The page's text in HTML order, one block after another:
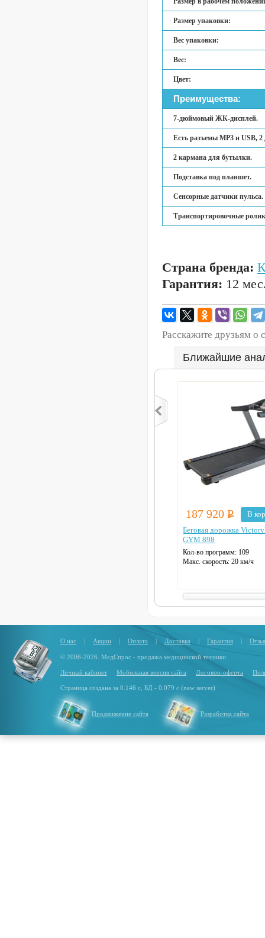
Размер упаковки:
Вес упаковки:
Вес:
Цвет:
Преимущества:
7-дюймовый ЖК-дисплей.
Есть разъемы MP3 и USB,
2 кармана для бутылки.
Подставка под планшет.
Сенсорные датчики пульса.
Транспортировочные
Страна бренда:
Гарантия: 12
Расскажите друзьям о
Ближайшие
187 920Р
В
Беговая дорожка
GYM 898
Кол-во программ: 109
Макс. скорость: 20 км/ч
Макс. нагрузка: 200 кг
Датчики пульса
Регулировка угла наклона
Цвет: черный
О нас | Акции | Оплата | Доставка | Гарантия |
© 2006-2026. МедСпрос - продажа медицинской техники
Личный кабинет Мобильная версия сайта Договор-оферта
Страница создана за 0.146 с, БД - 0.079 с (new server)
Продвижение сайта Разработка сайта